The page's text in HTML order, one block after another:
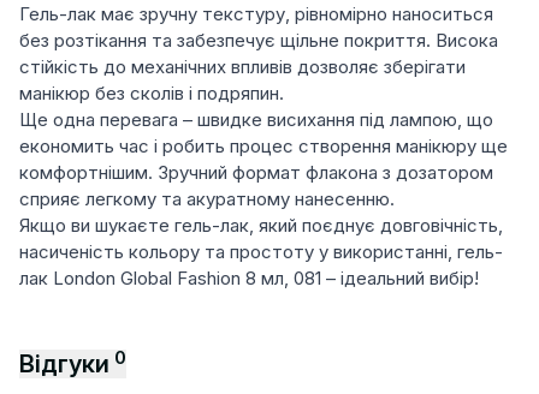
Гель-лак має зручну текстуру, рівномірно наноситься
без розтікання та забезпечує щільне покриття. Висока
стійкість до механічних впливів дозволяє зберігати
манікюр без сколів і подряпин.
Ще одна перевага – швидке висихання під лампою, що
економить час і робить процес створення манікюру ще
комфортнішим. Зручний формат флакона з дозатором
сприяє легкому та акуратному нанесенню.
Якщо ви шукаєте гель-лак, який поєднує довговічність,
насиченість кольору та простоту у використанні, гель-
лак London Global Fashion 8 мл, 081 – ідеальний вибір!
Відгуки 0